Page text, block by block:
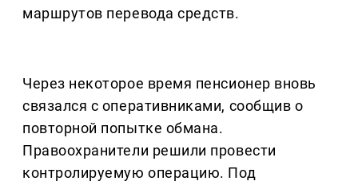
маршрутов перевода средств.
Через некоторое время пенсионер вновь
связался с оперативниками, сообщив о
повторной попытке обмана.
Правоохранители решили провести
контролируемую операцию. Под